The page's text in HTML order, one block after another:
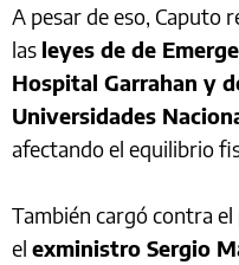
A pesar de eso, Caputo
las leyes de de
Hospital Garrahan y
Universidades
afectando el equilibrio
También cargó contra
el exministro Sergio